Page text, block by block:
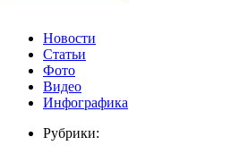
Новости
Статьи
Фото
Видео
Инфографика
Рубрики: